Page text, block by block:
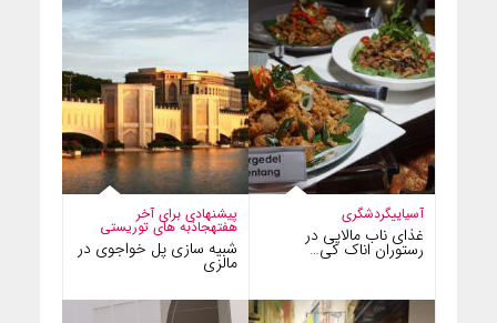
پیشنهادی برای آخر
هفتهجاذبه های توریستی
شبیه سازی پل خواجوی در
مالزی
آسیاییگردشگری
غذای ناب مالایی در
رستوران اناک کی…